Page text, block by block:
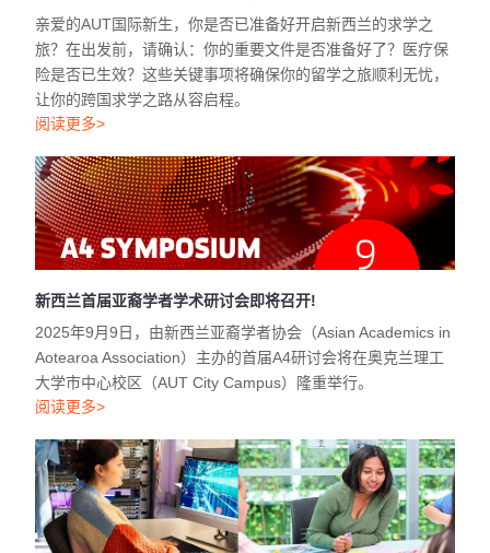
亲爱的AUT国际新生，你是否已准备好开启新西兰的求学之
旅？在出发前，请确认：你的重要文件是否准备好了？医疗保
险是否已生效？这些关键事项将确保你的留学之旅顺利无忧，
让你的跨国求学之路从容启程。
阅读更多>
新西兰首届亚裔学者学术研讨会即将召开!
2025年9月9日，由新西兰亚裔学者协会（Asian Academics in
Aotearoa Association）主办的首届A4研讨会将在奥克兰理工
大学市中心校区（AUT City Campus）隆重举行。
阅读更多>